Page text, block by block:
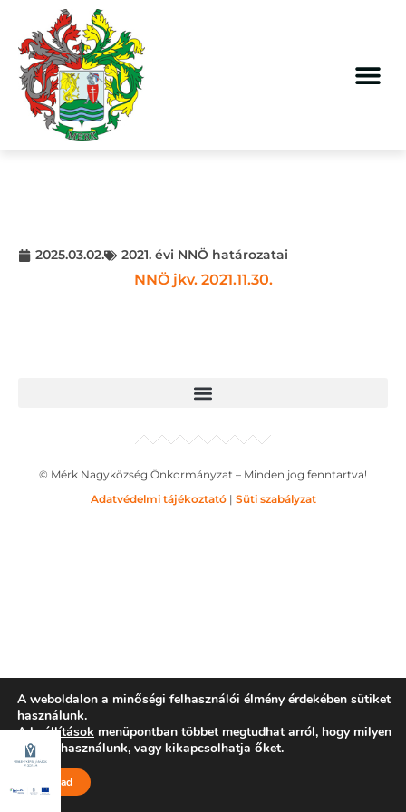
2025.03.02. 2021. évi NNÖ határozatai
NNÖ jkv. 2021.11.30.
© Mérk Nagyközség Önkormányzat – Minden jog fenntartva!
Adatvédelmi tájékoztató| Süti szabályzat
A weboldalon a minőségi felhasználói élmény érdekében sütiket
használunk.
Abeállítások menüpontban többet megtudhat arról, hogy milyen
sütiket használunk, vagy kikapcsolhatja őket.
Elfogad